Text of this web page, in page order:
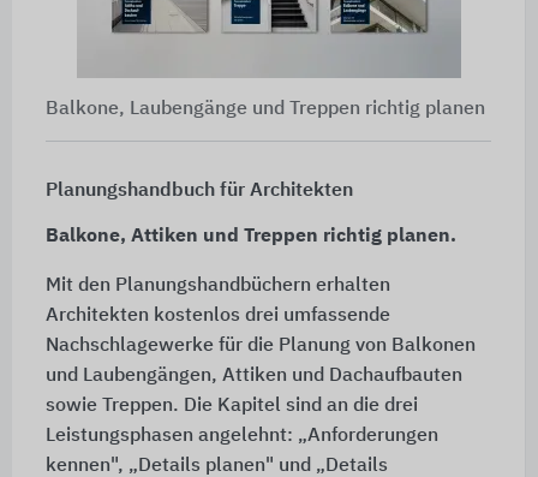
Balkone, Laubengänge und Treppen richtig planen
Planungshandbuch für Architekten
Balkone, Attiken und Treppen richtig planen.
Mit den Planungshandbüchern erhalten
Architekten kostenlos drei umfassende
Nachschlagewerke für die Planung von Balkonen
und Laubengängen, Attiken und Dachaufbauten
sowie Treppen. Die Kapitel sind an die drei
Leistungsphasen angelehnt: „Anforderungen
kennen", „Details planen" und „Details